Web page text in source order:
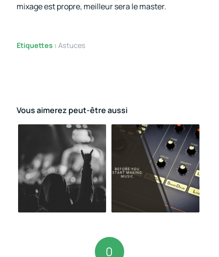
mixage est propre, meilleur sera le master.
Etiquettes : Astuces
Vous aimerez peut-être aussi
0